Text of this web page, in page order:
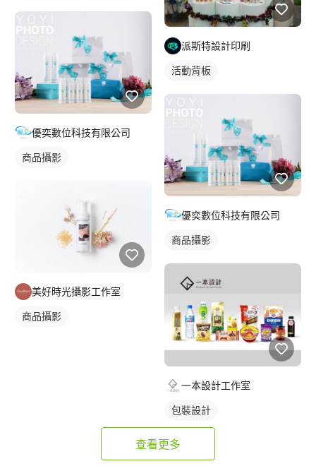
優奕數位科技有限公司
商品攝影
美好時光攝影工作室
商品攝影
派斯特設計印刷
活動背板
優奕數位科技有限公司
商品攝影
一本設計工作室
包裝設計
查看更多